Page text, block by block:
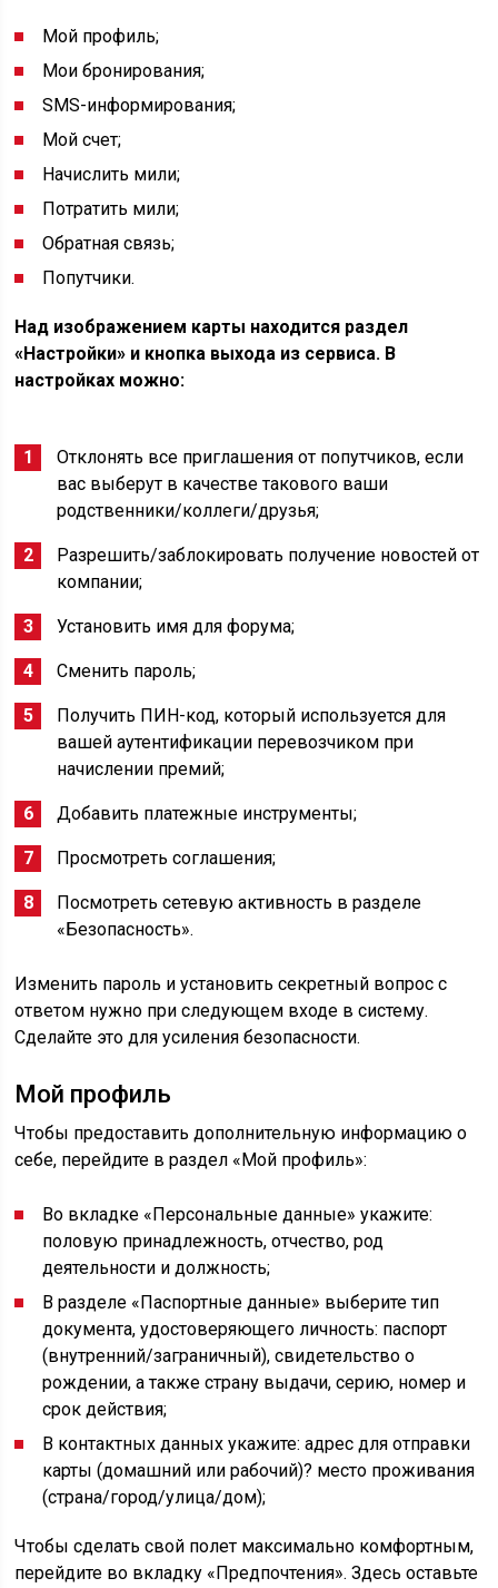
Мой профиль;
Мои бронирования;
SMS-информирования;
Мой счет;
Начислить мили;
Потратить мили;
Обратная связь;
Попутчики.
Над изображением карты находится раздел
«Настройки» и кнопка выхода из сервиса. В
настройках можно:
Отклонять все приглашения от попутчиков, если
вас выберут в качестве такового ваши
родственники/коллеги/друзья;
Разрешить/заблокировать получение новостей от
компании;
Установить имя для форума;
Сменить пароль;
Получить ПИН-код, который используется для
вашей аутентификации перевозчиком при
начислении премий;
Добавить платежные инструменты;
Просмотреть соглашения;
Посмотреть сетевую активность в разделе
«Безопасность».
Изменить пароль и установить секретный вопрос с
ответом нужно при следующем входе в систему.
Сделайте это для усиления безопасности.
Мой профиль
Чтобы предоставить дополнительную информацию о
себе, перейдите в раздел «Мой профиль»:
Во вкладке «Персональные данные» укажите:
половую принадлежность, отчество, род
деятельности и должность;
В разделе «Паспортные данные» выберите тип
документа, удостоверяющего личность: паспорт
(внутренний/заграничный), свидетельство о
рождении, а также страну выдачи, серию, номер и
срок действия;
В контактных данных укажите: адрес для отправки
карты (домашний или рабочий)? место проживания
(страна/город/улица/дом);
Чтобы сделать свой полет максимально комфортным,
перейдите во вкладку «Предпочтения». Здесь оставьте